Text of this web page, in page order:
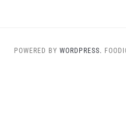
POWERED BY WORDPRESS.